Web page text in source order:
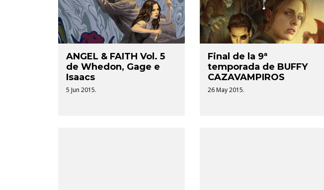
ANGEL & FAITH Vol. 5
de Whedon, Gage e
Isaacs
5 Jun 2015.
Final de la 9ª
temporada de BUFFY
CAZAVAMPIROS
26 May 2015.